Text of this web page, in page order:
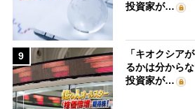
投資家が…
9
「キオクシア
るかは分から
投資家が…